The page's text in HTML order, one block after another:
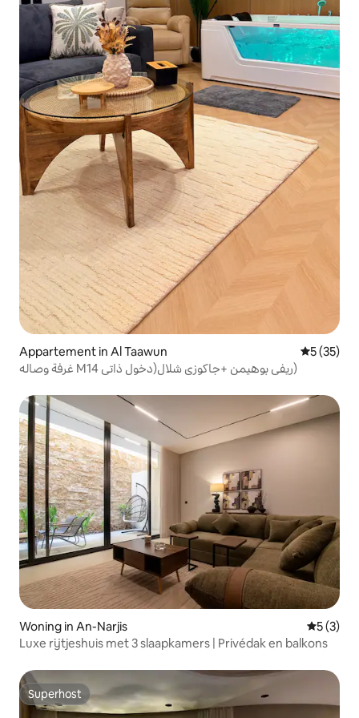
Appartement in Al Taawun
5 (35)
غرفة وصاله M14 ريفي بوهيمن +جاكوزي شلال(دخول ذاتي)
Woning in An-Narjis
5 (3)
Luxe rijtjeshuis met 3 slaapkamers | Privédak en balkons
Superhost
Superhost